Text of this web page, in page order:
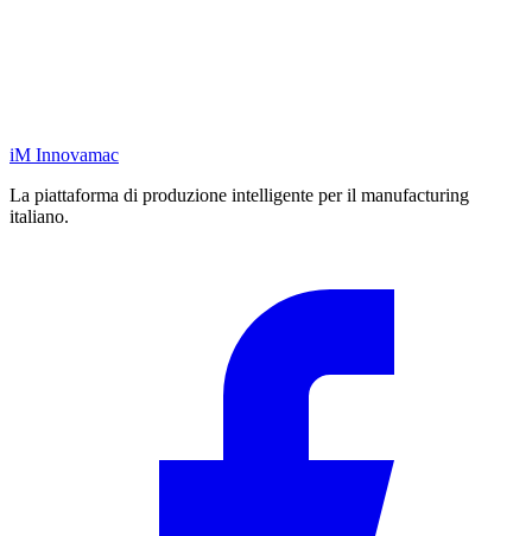
iM Innovamac
La piattaforma di produzione intelligente per il manufacturing
italiano.